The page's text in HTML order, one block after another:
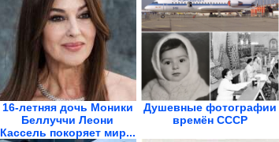
16-летняя дочь Моники
Беллуччи Леони
Кассель покоряет мир...
Душевные фотографии
времён СССР